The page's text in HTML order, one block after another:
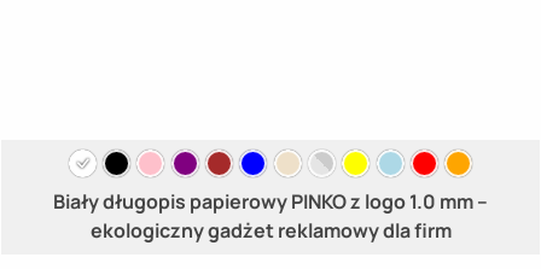
Biały długopis papierowy PINKO z logo 1.0 mm –
ekologiczny gadżet reklamowy dla firm